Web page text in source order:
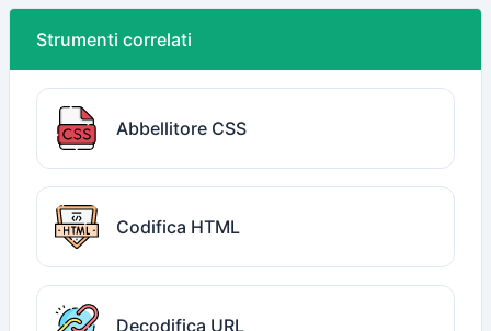
Strumenti correlati
Abbellitore CSS
Codifica HTML
Decodifica URL